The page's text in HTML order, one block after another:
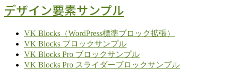
デザイン要素サンプル
VK Blocks（WordPress標準ブロック拡張）
VK Blocks ブロックサンプル
VK Blocks Pro ブロックサンプル
VK Blocks Pro スライダーブロックサンプル